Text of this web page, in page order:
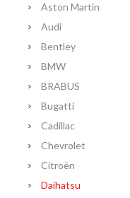
Aston Martin
Audi
Bentley
BMW
BRABUS
Bugatti
Cadillac
Chevrolet
Citroën
Daihatsu